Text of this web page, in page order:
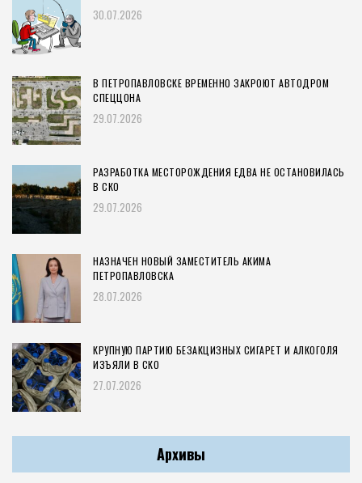
30.07.2026
В ПЕТРОПАВЛОВСКЕ ВРЕМЕННО ЗАКРОЮТ АВТОДРОМ
СПЕЦЦОНА
29.07.2026
РАЗРАБОТКА МЕСТОРОЖДЕНИЯ ЕДВА НЕ ОСТАНОВИЛАСЬ
В СКО
29.07.2026
НАЗНАЧЕН НОВЫЙ ЗАМЕСТИТЕЛЬ АКИМА
ПЕТРОПАВЛОВСКА
28.07.2026
КРУПНУЮ ПАРТИЮ БЕЗАКЦИЗНЫХ СИГАРЕТ И АЛКОГОЛЯ
ИЗЪЯЛИ В СКО
27.07.2026
Архивы